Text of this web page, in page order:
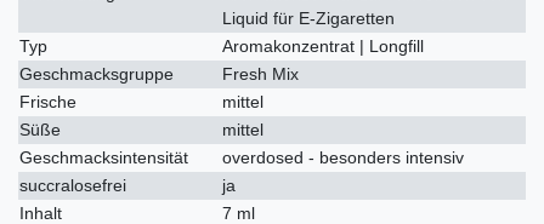
Liquid für E-Zigaretten
Typ
Aromakonzentrat | Longfill
Geschmacksgruppe
Fresh Mix
Frische
mittel
Süße
mittel
Geschmacksintensität
overdosed - besonders intensiv
succralosefrei
ja
Inhalt
7 ml